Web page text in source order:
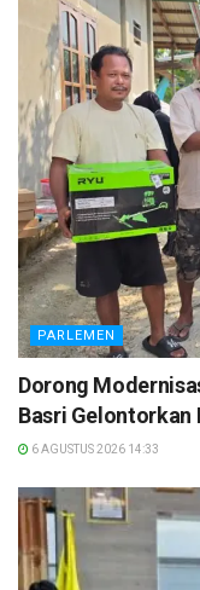
PARLEMEN
Dorong
Basri Gelontorkan
6 AGUSTUS 2026 14:33